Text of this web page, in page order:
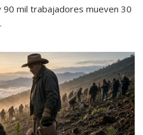
90 mil trabajadores mueven 30